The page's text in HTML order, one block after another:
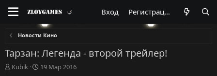
Вход Регистрация
Новости Кино
Тарзан: Легенда - второй трейлер!
А
Kubik
Д
19 Мар 2016